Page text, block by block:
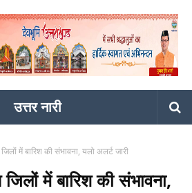
उत्तर नारी
में बारिश की संभावना, यलो अलर्ट जारी
में बारिश की संभावना,